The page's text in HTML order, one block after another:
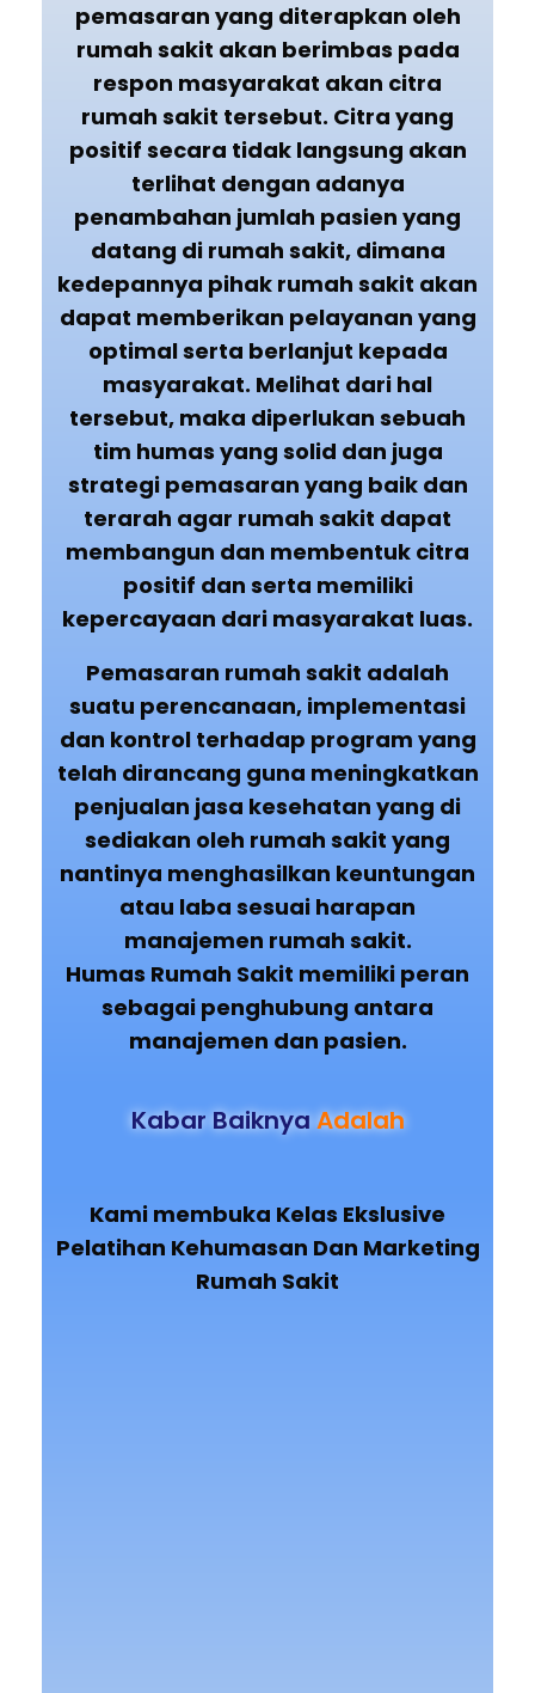
pemasaran yang diterapkan oleh
rumah sakit akan berimbas pada
respon masyarakat akan citra
rumah sakit tersebut. Citra yang
positif secara tidak langsung akan
terlihat dengan adanya
penambahan jumlah pasien yang
datang di rumah sakit, dimana
kedepannya pihak rumah sakit akan
dapat memberikan pelayanan yang
optimal serta berlanjut kepada
masyarakat. Melihat dari hal
tersebut, maka diperlukan sebuah
tim humas yang solid dan juga
strategi pemasaran yang baik dan
terarah agar rumah sakit dapat
membangun dan membentuk citra
positif dan serta memiliki
kepercayaan dari masyarakat luas.
Pemasaran rumah sakit adalah
suatu perencanaan, implementasi
dan kontrol terhadap program yang
telah dirancang guna meningkatkan
penjualan jasa kesehatan yang di
sediakan oleh rumah sakit yang
nantinya menghasilkan keuntungan
atau laba sesuai harapan
manajemen rumah sakit.
Humas Rumah Sakit memiliki peran
sebagai penghubung antara
manajemen dan pasien.
Kabar BaiknyaAdalah
Kami membuka Kelas Ekslusive
Pelatihan Kehumasan Dan Marketing
Rumah Sakit